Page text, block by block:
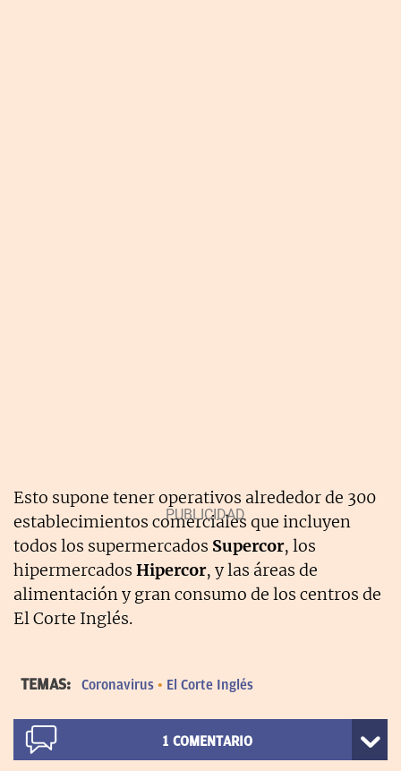
Esto supone tener operativos alrededor de 300
establecimientos comerciales que incluyen
todos los supermercados Supercor, los
hipermercados Hipercor, y las áreas de
alimentación y gran consumo de los centros de
El Corte Inglés.
TEMAS: Coronavirus El Corte Inglés
1 COMENTARIO